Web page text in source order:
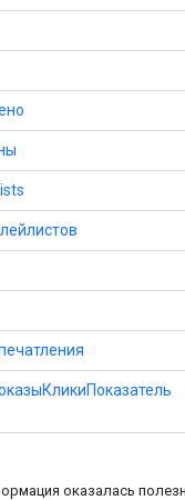
оказалась